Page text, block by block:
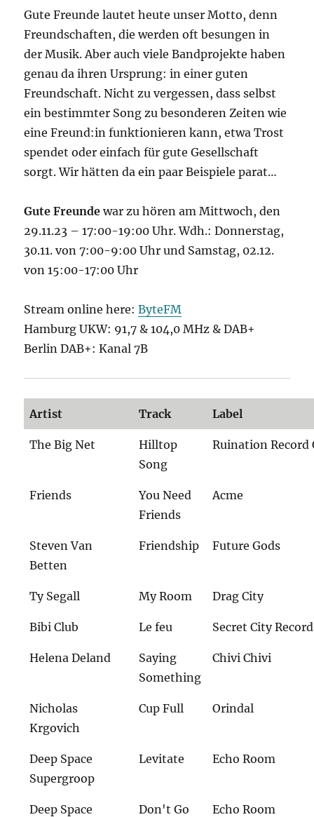
Gute Freunde lautet heute unser Motto, denn
Freundschaften, die werden oft besungen in
der Musik. Aber auch viele Bandprojekte haben
genau da ihren Ursprung: in einer guten
Freundschaft. Nicht zu vergessen, dass selbst
ein bestimmter Song zu besonderen Zeiten wie
eine Freund:in funktionieren kann, etwa Trost
spendet oder einfach für gute Gesellschaft
sorgt. Wir hätten da ein paar Beispiele parat…
Gute Freunde war zu hören am Mittwoch, den
29.11.23 – 17:00-19:00 Uhr. Wdh.: Donnerstag,
30.11. von 7:00-9:00 Uhr und Samstag, 02.12.
von 15:00-17:00 Uhr
Stream online here:ByteFM
Hamburg UKW: 91,7 & 104,0 MHz & DAB+
Berlin DAB+: Kanal 7B
Artist Track Label
The Big Net
Hilltop
Song
Ruination Record
Friends
You Need
Friends
Acme
Steven Van
Betten
Friendship Future Gods
Ty Segall My Room Drag City
Bibi Club Le feu Secret City
Helena Deland
Saying
Something
Chivi Chivi
Nicholas
Krgovich
Cup Full Orindal
Deep Space
Supergroop
Levitate Echo Room
Deep Space
Don't Go
Echo Room